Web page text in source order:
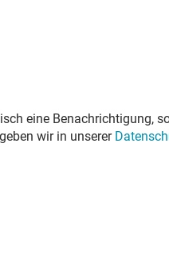
eine Benachrichtigung,
wir in unserer